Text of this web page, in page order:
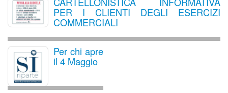
PER I CLIENTI DEGLI ESERCIZI
COMMERCIALI
Per chi apre
il 4 Maggio